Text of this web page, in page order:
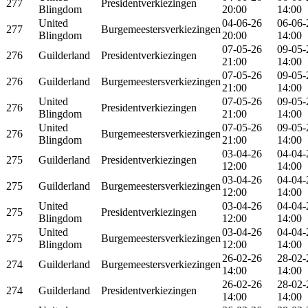
277
Blingdom
Presidentverkiezingen
20:00
14:00
277
United
Blingdom
Burgemeestersverkiezingen
04-06-26
20:00
06-06-
14:00
276
Guilderland Presidentverkiezingen
07-05-26
21:00
09-05-
14:00
276
Guilderland Burgemeestersverkiezingen
07-05-26
21:00
09-05-
14:00
276
United
Blingdom
Presidentverkiezingen
07-05-26
21:00
09-05-
14:00
276
United
Blingdom
Burgemeestersverkiezingen
07-05-26
21:00
09-05-
14:00
275
Guilderland Presidentverkiezingen
03-04-26
12:00
04-04-
14:00
275
Guilderland Burgemeestersverkiezingen
03-04-26
12:00
04-04-
14:00
275
United
Blingdom
Presidentverkiezingen
03-04-26
12:00
04-04-
14:00
275
United
Blingdom
Burgemeestersverkiezingen
03-04-26
12:00
04-04-
14:00
274
Guilderland Burgemeestersverkiezingen
26-02-26
14:00
28-02-
14:00
274
Guilderland Presidentverkiezingen
26-02-26
14:00
28-02-
14:00